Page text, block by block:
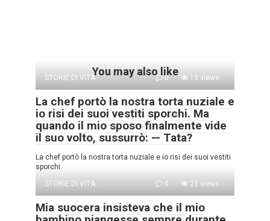
You may also like
STORIE DI VITA 0 13 views
La chef portò la nostra torta nuziale e
io risi dei suoi vestiti sporchi. Ma
quando il mio sposo finalmente vide
il suo volto, sussurrò: — Tata?
La chef portò la nostra torta nuziale e io risi dei suoi vestiti
sporchi.
STORIE DI VITA
0 21 views
Mia suocera insisteva che il mio